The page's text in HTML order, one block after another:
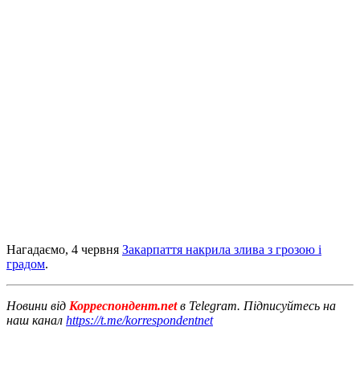
Нагадаємо, 4 червня Закарпаття накрила злива з грозою і
градом.
Новини від Корреспондент.netв Telegram. Підписуйтесь на
наш канал https://t.me/korrespondentnet